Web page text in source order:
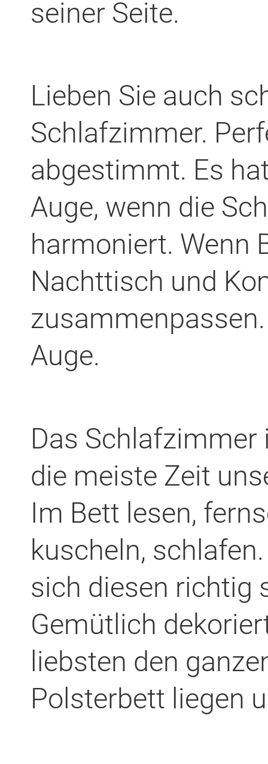
seiner Seite.
Lieben Sie auch
Schlafzimmer.
abgestimmt. Es
Auge, wenn die
harmoniert. Wenn
Nachttisch und
Auge.
Das Schlafzimmer
die meiste Zeit
Im Bett lesen,
kuscheln,
sich diesen richtig
Gemütlich
liebsten den
Polsterbett liegen